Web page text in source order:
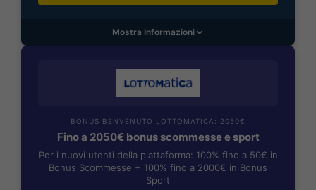
Mostra Informazioni
BONUS BENVENUTO LOTTOMATICA: 2050€
Fino a 2050€ bonus scommesse e sport
Per i nuovi utenti della piattaforma: 100% fino a 50€ in
Bonus Scommesse + 100% fino a 2000€ in Bonus
Sport